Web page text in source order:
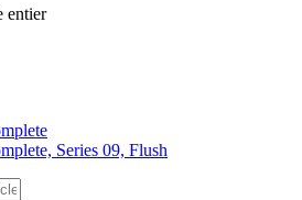
entier
Series 09, Flush